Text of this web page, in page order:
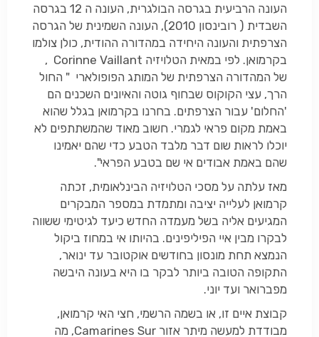
העונה הרביעית בגרסה הבולגרית, העונה ה 12 בגרסה
השבדית ( רובינסון 2010), העונה השמינית של הגרסה
הצרפתית והעונה היחידה במהדורה ההודית, כולן צולמו
בקרמואן. לפי במאית הטלויזיה Corinne Vaillant ,
של המהדורה הצרפתית של המותג הפופולארי " החול
הרך, עצי הקוקוס שבחוף גוטה והאיונים השכנים הם
'החלום' עבור הצרפתים. בחרנו בקרמואן בגלל שהוא
באמת מקום פראי לגמרי. חשוב מאוד שהמשתתפים לא
יוכלו לראות שום דבר מלבד הטבע כדי שהם יאמינו
שהם באמת אבודים אי שם בטבע הפראי".
מאז עלתה על מסכי הטלויזיה הבינלאומית, זכתה
קרמואן לעלייה יציבה ומתמדת במספר המבקרים
המגיעים אליה בשל מעמדה החדש כיעד לגיטימי ששווה
לבקרו מבין איי הפיליפינים. בהיותו אי במחוז ביקול
הנמצא תחת מונסון בחודשים אוקטובר עד ינואר,
התקופה הטובה ביותר לבקר בו היא בעונה היבשה
מפברואר ועד יוני.
קבוצת איים זו, או בשמה הרשמי, חצי האי קרמואן,
מבודדת למעשה מיתר אזור Camarines Sur, מה